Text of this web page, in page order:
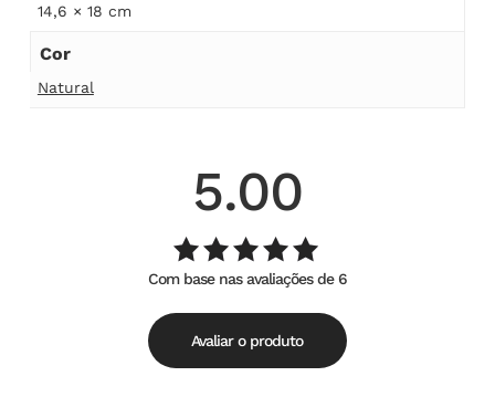
14,6 × 18 cm
Cor
Natural
5.00
Avaliação
5.00de
5
Com base nas avaliações de 6
Avaliar o produto